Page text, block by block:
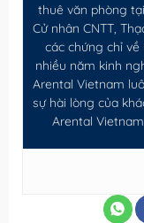
thuê văn phòng
Cử nhân CNTT,
các chứng chỉ
nhiều năm kinh
Arental Vietnam
sự hài lòng của
Arental